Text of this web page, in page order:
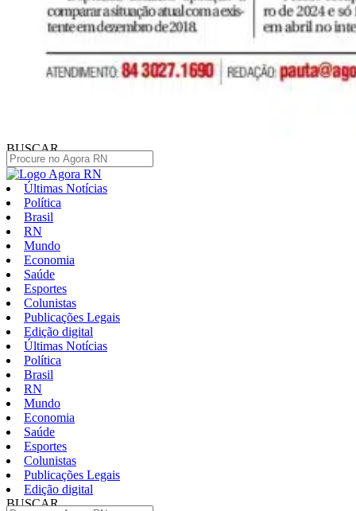
BUSCAR
Últimas Notícias
Política
Brasil
RN
Mundo
Economia
Saúde
Esportes
Colunistas
Publicações Legais
Edição digital
Últimas Notícias
Política
Brasil
RN
Mundo
Economia
Saúde
Esportes
Colunistas
Publicações Legais
Edição digital
BUSCAR